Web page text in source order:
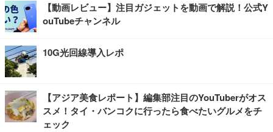
【動画レビュー】注目ガジェットを動画で解説！公式Y
ouTubeチャンネル
10G光回線導入レポ
【アジア美食レポート】編集部注目のYouTuberがオス
スメ！タイ・バンコクに行ったら食べたいグルメをチ
ェック